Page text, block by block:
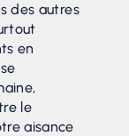
des autres
en
le
aisance